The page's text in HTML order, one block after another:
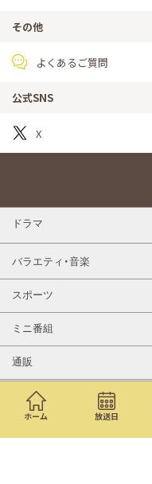
ホーム 放送日
その他
よくあるご質問
公式SNS
X
ドラマ
バラエティ・音楽
スポーツ
ミニ番組
通販